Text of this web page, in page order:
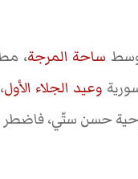
وسط ساحة المرجة
وعيد الجلاء الأول
حسن ستّي، فاضطر